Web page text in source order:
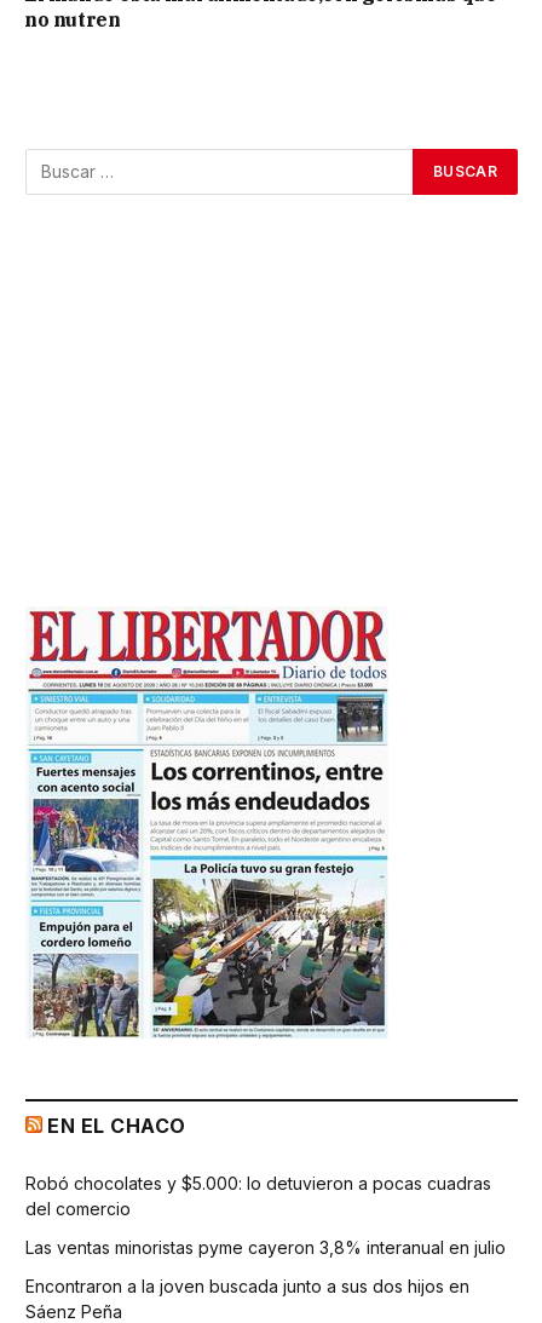
no nutren
EN EL CHACO
Robó chocolates y $5.000: lo detuvieron a pocas cuadras
del comercio
Las ventas minoristas pyme cayeron 3,8% interanual en julio
Encontraron a la joven buscada junto a sus dos hijos en
Sáenz Peña